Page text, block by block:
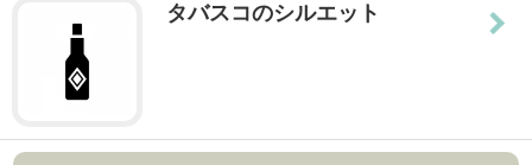
タバスコのシルエット